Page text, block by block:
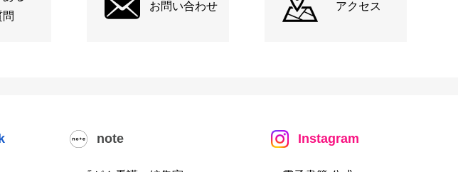
問
お問い合わせ アクセス
note Instagram